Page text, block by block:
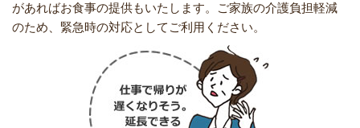
があればお食事の提供もいたします。ご家族の介護負担軽減
のため、緊急時の対応としてご利用ください。